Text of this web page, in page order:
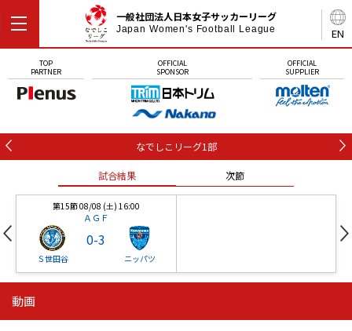
EN
一般社団法人日本女子サッカーリーグ
Japan Women's Football League
TOP
PARTNER
OFFICIAL
SPONSOR
OFFICIAL
SUPPLIER
なでしこリーグ1部
試合結果 次節
第15節 08/08 (土) 16:00
ＡＧＦ
Ｓ世田谷
0-3
ニッパツ
ニッパツ 石人の星
動画